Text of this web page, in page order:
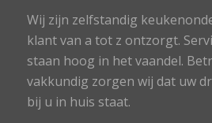
Wij zijn zelfstandig
klant van a tot z ontzorgt.
staan hoog in het vaandel.
vakkundig zorgen wij dat uw
bij u in huis staat.